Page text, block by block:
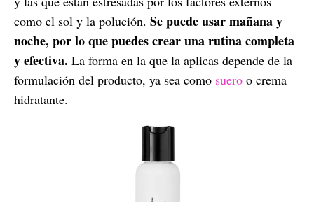
como el sol y la polución. Se puede usar mañana y
noche, por lo que puedes crear una rutina completa
y efectiva. La forma en la que la aplicas depende de la
formulación del producto, ya sea como suero o crema
hidratante.